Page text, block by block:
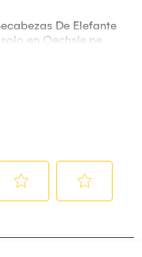
De Elefante
en Oechsle.pe